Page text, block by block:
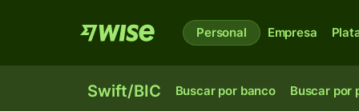
Personal Empresa
Swift/BIC Buscar por banco Buscar por